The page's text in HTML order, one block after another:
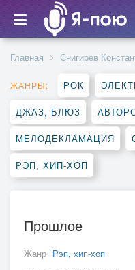
Главная Снигирев
ЖАНРЫ: РОК
ДЖАЗ, БЛЮЗ
МЕЛОДЕКЛАМАЦИЯ
РЭП, ХИП-ХОП
Прошлое
Жанр Рэп, хип-хоп